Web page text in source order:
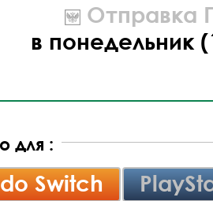
Отправка
в понедельник
для :
Switch